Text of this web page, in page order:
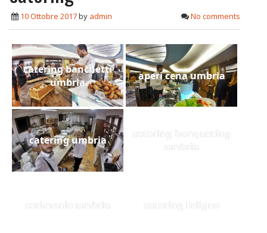
10 Ottobre 2017by admin No comments
catering banchetti
umbria
aperi cena umbria
catering umbria
catering banqueting
umbria
cerimonie umbria catering foligno